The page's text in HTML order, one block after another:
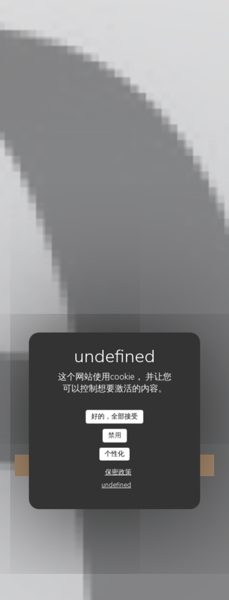
这个网站使用cookie， 并让您
可以控制想要激活的内容。
好的，全部接受
禁用
个性化
保密政策
undefined
餐厅• DEULEMONT
Auberge des Roloirs
AUBERGE DES ROLOIRS